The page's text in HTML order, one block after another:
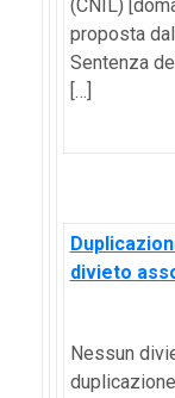
(CNIL)
proposta
Sentenza
[…]
divieto
Nessun